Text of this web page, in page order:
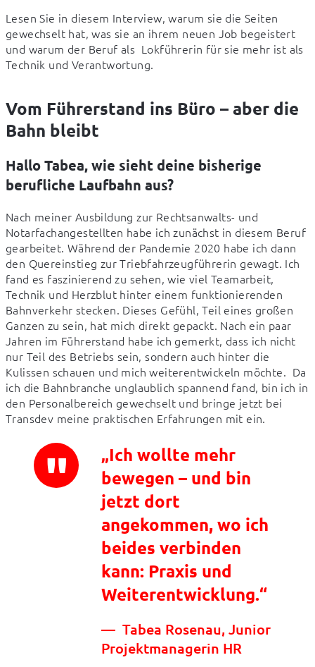
Lesen Sie in diesem Interview, warum sie die Seiten
gewechselt hat, was sie an ihrem neuen Job begeistert
und warum der Beruf als  Lokführerin für sie mehr ist als
Technik und Verantwortung.
Vom Führerstand ins Büro – aber die
Bahn bleibt
Hallo Tabea, wie sieht deine bisherige
berufliche Laufbahn aus?
Nach meiner Ausbildung zur Rechtsanwalts- und
Notarfachangestellten habe ich zunächst in diesem Beruf
gearbeitet. Während der Pandemie 2020 habe ich dann
den Quereinstieg zur Triebfahrzeugführerin gewagt. Ich
fand es faszinierend zu sehen, wie viel Teamarbeit,
Technik und Herzblut hinter einem funktionierenden
Bahnverkehr stecken. Dieses Gefühl, Teil eines großen
Ganzen zu sein, hat mich direkt gepackt. Nach ein paar
Jahren im Führerstand habe ich gemerkt, dass ich nicht
nur Teil des Betriebs sein, sondern auch hinter die
Kulissen schauen und mich weiterentwickeln möchte.  Da
ich die Bahnbranche unglaublich spannend fand, bin ich in
den Personalbereich gewechselt und bringe jetzt bei
Transdev meine praktischen Erfahrungen mit ein.
„Ich wollte mehr
bewegen – und bin
jetzt dort
angekommen, wo ich
beides verbinden
kann: Praxis und
Weiterentwicklung.“
Tabea Rosenau, Junior
Projektmanagerin HR